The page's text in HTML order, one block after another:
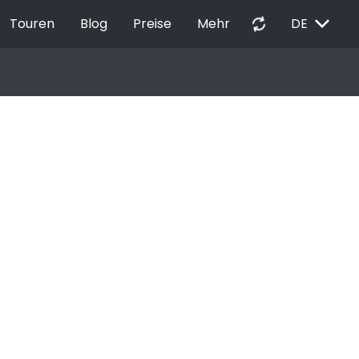
Touren Blog Preise Mehr autorenew DE EXPAND_MORE